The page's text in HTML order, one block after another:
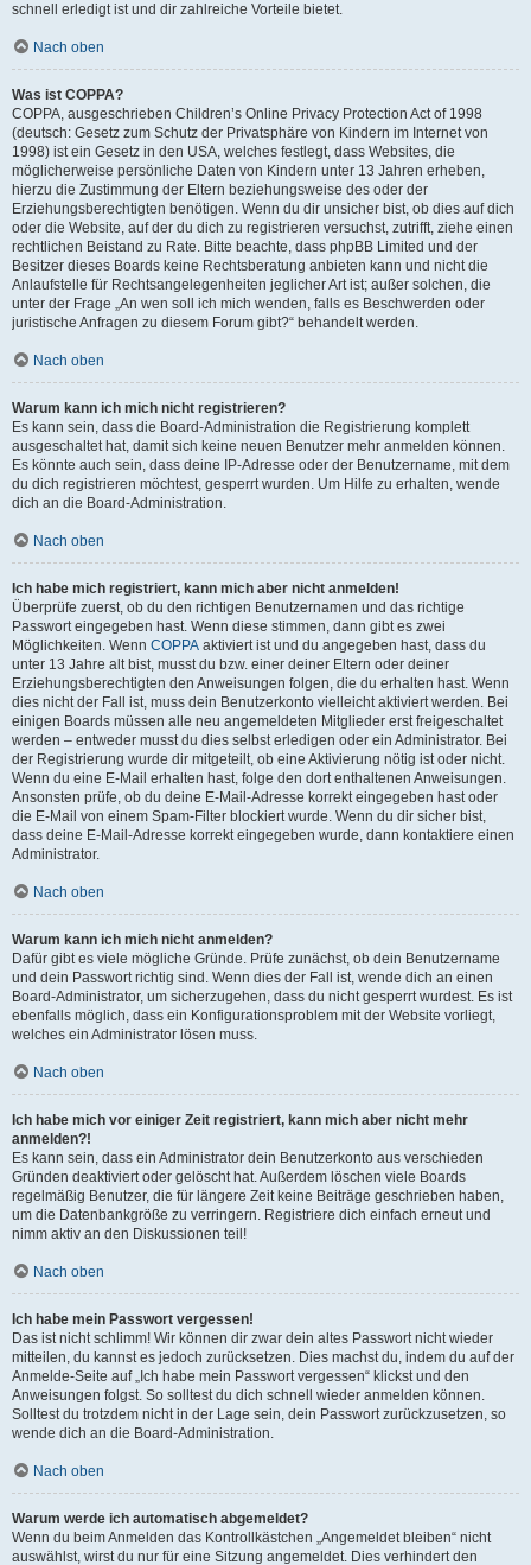
schnell erledigt ist und dir zahlreiche Vorteile bietet.
Nach oben
Was ist COPPA?
COPPA, ausgeschrieben Children’s Online Privacy Protection Act of 1998
(deutsch: Gesetz zum Schutz der Privatsphäre von Kindern im Internet von
1998) ist ein Gesetz in den USA, welches festlegt, dass Websites, die
möglicherweise persönliche Daten von Kindern unter 13 Jahren erheben,
hierzu die Zustimmung der Eltern beziehungsweise des oder der
Erziehungsberechtigten benötigen. Wenn du dir unsicher bist, ob dies auf dich
oder die Website, auf der du dich zu registrieren versuchst, zutrifft, ziehe einen
rechtlichen Beistand zu Rate. Bitte beachte, dass phpBB Limited und der
Besitzer dieses Boards keine Rechtsberatung anbieten kann und nicht die
Anlaufstelle für Rechtsangelegenheiten jeglicher Art ist; außer solchen, die
unter der Frage „An wen soll ich mich wenden, falls es Beschwerden oder
juristische Anfragen zu diesem Forum gibt?“ behandelt werden.
Nach oben
Warum kann ich mich nicht registrieren?
Es kann sein, dass die Board-Administration die Registrierung komplett
ausgeschaltet hat, damit sich keine neuen Benutzer mehr anmelden können.
Es könnte auch sein, dass deine IP-Adresse oder der Benutzername, mit dem
du dich registrieren möchtest, gesperrt wurden. Um Hilfe zu erhalten, wende
dich an die Board-Administration.
Nach oben
Ich habe mich registriert, kann mich aber nicht anmelden!
Überprüfe zuerst, ob du den richtigen Benutzernamen und das richtige
Passwort eingegeben hast. Wenn diese stimmen, dann gibt es zwei
Möglichkeiten. Wenn COPPA aktiviert ist und du angegeben hast, dass du
unter 13 Jahre alt bist, musst du bzw. einer deiner Eltern oder deiner
Erziehungsberechtigten den Anweisungen folgen, die du erhalten hast. Wenn
dies nicht der Fall ist, muss dein Benutzerkonto vielleicht aktiviert werden. Bei
einigen Boards müssen alle neu angemeldeten Mitglieder erst freigeschaltet
werden – entweder musst du dies selbst erledigen oder ein Administrator. Bei
der Registrierung wurde dir mitgeteilt, ob eine Aktivierung nötig ist oder nicht.
Wenn du eine E-Mail erhalten hast, folge den dort enthaltenen Anweisungen.
Ansonsten prüfe, ob du deine E-Mail-Adresse korrekt eingegeben hast oder
die E-Mail von einem Spam-Filter blockiert wurde. Wenn du dir sicher bist,
dass deine E-Mail-Adresse korrekt eingegeben wurde, dann kontaktiere einen
Administrator.
Nach oben
Warum kann ich mich nicht anmelden?
Dafür gibt es viele mögliche Gründe. Prüfe zunächst, ob dein Benutzername
und dein Passwort richtig sind. Wenn dies der Fall ist, wende dich an einen
Board-Administrator, um sicherzugehen, dass du nicht gesperrt wurdest. Es ist
ebenfalls möglich, dass ein Konfigurationsproblem mit der Website vorliegt,
welches ein Administrator lösen muss.
Nach oben
Ich habe mich vor einiger Zeit registriert, kann mich aber nicht mehr
anmelden?!
Es kann sein, dass ein Administrator dein Benutzerkonto aus verschieden
Gründen deaktiviert oder gelöscht hat. Außerdem löschen viele Boards
regelmäßig Benutzer, die für längere Zeit keine Beiträge geschrieben haben,
um die Datenbankgröße zu verringern. Registriere dich einfach erneut und
nimm aktiv an den Diskussionen teil!
Nach oben
Ich habe mein Passwort vergessen!
Das ist nicht schlimm! Wir können dir zwar dein altes Passwort nicht wieder
mitteilen, du kannst es jedoch zurücksetzen. Dies machst du, indem du auf der
Anmelde-Seite auf „Ich habe mein Passwort vergessen“ klickst und den
Anweisungen folgst. So solltest du dich schnell wieder anmelden können.
Solltest du trotzdem nicht in der Lage sein, dein Passwort zurückzusetzen, so
wende dich an die Board-Administration.
Nach oben
Warum werde ich automatisch abgemeldet?
Wenn du beim Anmelden das Kontrollkästchen „Angemeldet bleiben“ nicht
auswählst, wirst du nur für eine Sitzung angemeldet. Dies verhindert den